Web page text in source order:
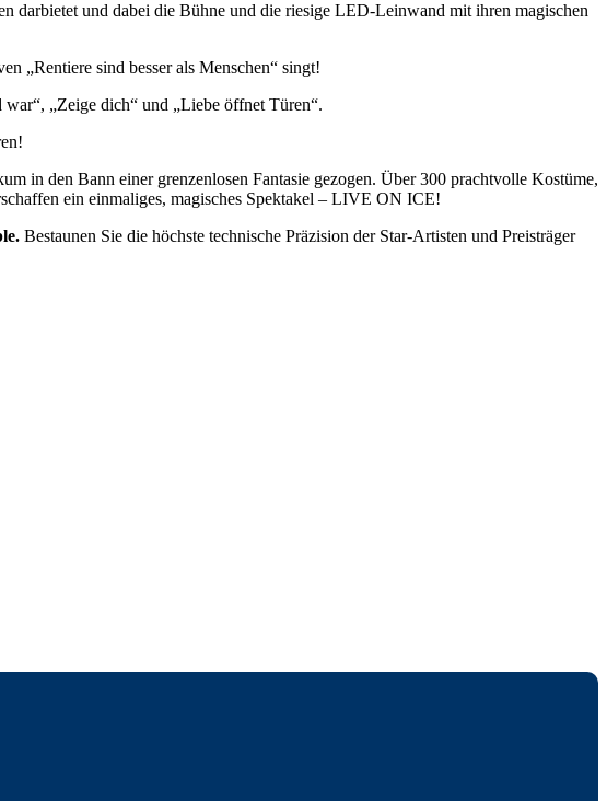
darbietet und dabei die Bühne und die riesige LED-Leinwand mit ihren magischen
„Rentiere sind besser als Menschen“ singt!
„Zeige dich“ und „Liebe öffnet Türen“.
in den Bann einer grenzenlosen Fantasie gezogen. Über 300 prachtvolle Kostüme,
ein einmaliges, magisches Spektakel – LIVE ON ICE!
Bestaunen Sie die höchste technische Präzision der Star-Artisten und Preisträger